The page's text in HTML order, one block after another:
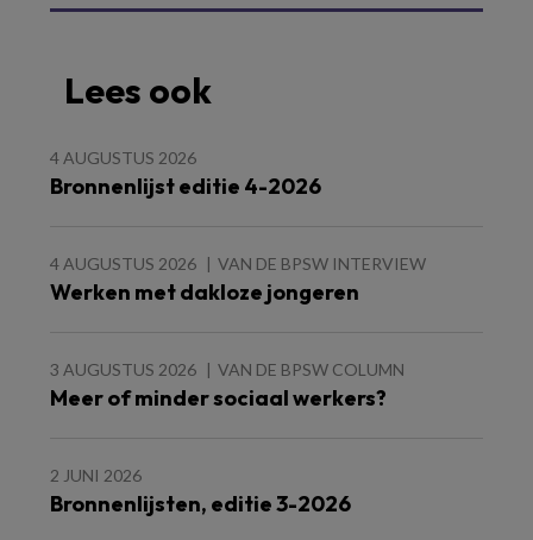
Lees ook
4 AUGUSTUS 2026
Bronnenlijst editie 4-2026
4 AUGUSTUS 2026 VAN DE BPSW INTERVIEW
Werken met dakloze jongeren
3 AUGUSTUS 2026 VAN DE BPSW COLUMN
Meer of minder sociaal werkers?
2 JUNI 2026
Bronnenlijsten, editie 3-2026